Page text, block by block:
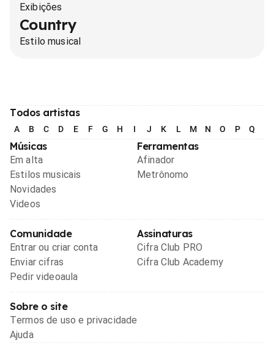
Exibições
Country
Estilo musical
Todos artistas
A B C D E F G H I J K L M N O P Q
Músicas
Em alta
Estilos musicais
Novidades
Videos
Ferramentas
Afinador
Metrônomo
Comunidade
Entrar ou criar conta
Enviar cifras
Pedir videoaula
Assinaturas
Cifra Club PRO
Cifra Club Academy
Sobre o site
Termos de uso e privacidade
Ajuda